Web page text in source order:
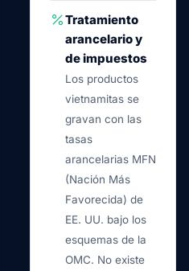
Tratamiento
arancelario y
de impuestos
Los productos
vietnamitas se
gravan con las
tasas
arancelarias MFN
(Nación Más
Favorecida) de
EE. UU. bajo los
esquemas de la
OMC. No existe